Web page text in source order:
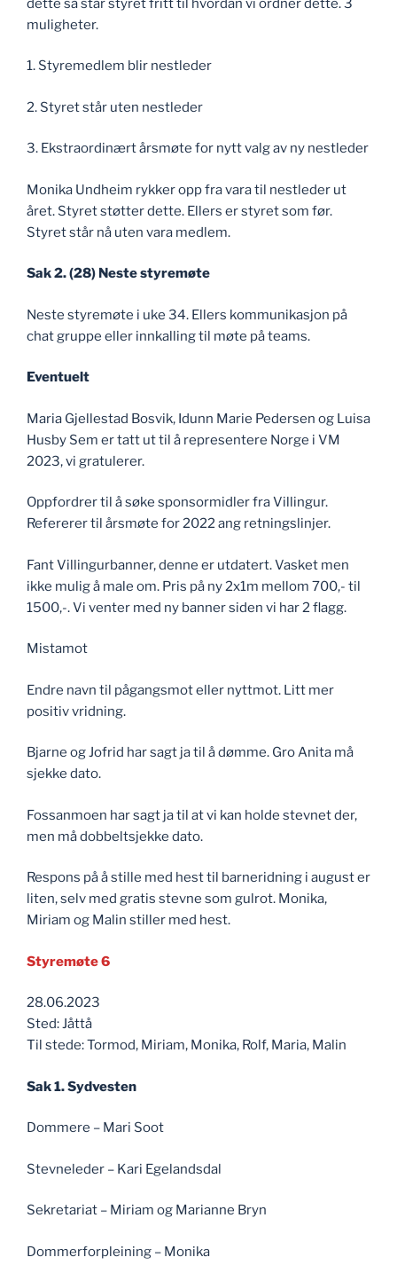
muligheter.
1. Styremedlem blir nestleder
2. Styret står uten nestleder
3. Ekstraordinært årsmøte for nytt valg av ny nestleder
Monika Undheim rykker opp fra vara til nestleder ut
året. Styret støtter dette. Ellers er styret som før.
Styret står nå uten vara medlem.
Sak 2. (28) Neste styremøte
Neste styremøte i uke 34. Ellers kommunikasjon på
chat gruppe eller innkalling til møte på teams.
Eventuelt
Maria Gjellestad Bosvik, Idunn Marie Pedersen og Luisa
Husby Sem er tatt ut til å representere Norge i VM
2023, vi gratulerer.
Oppfordrer til å søke sponsormidler fra Villingur.
Refererer til årsmøte for 2022 ang retningslinjer.
Fant Villingurbanner, denne er utdatert. Vasket men
ikke mulig å male om. Pris på ny 2x1m mellom 700,- til
1500,-. Vi venter med ny banner siden vi har 2 flagg.
Mistamot
Endre navn til pågangsmot eller nyttmot. Litt mer
positiv vridning.
Bjarne og Jofrid har sagt ja til å dømme. Gro Anita må
sjekke dato.
Fossanmoen har sagt ja til at vi kan holde stevnet der,
men må dobbeltsjekke dato.
Respons på å stille med hest til barneridning i august er
liten, selv med gratis stevne som gulrot. Monika,
Miriam og Malin stiller med hest.
Styremøte 6
28.06.2023
Sted: Jåttå
Til stede: Tormod, Miriam, Monika, Rolf, Maria, Malin
Sak 1. Sydvesten
Dommere – Mari Soot
Stevneleder – Kari Egelandsdal
Sekretariat – Miriam og Marianne Bryn
Dommerforpleining – Monika